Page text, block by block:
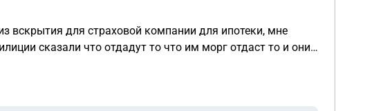
вскрытия для страховой компании для ипотеки, мне
сказали что отдадут то что им морг отдаст то и они